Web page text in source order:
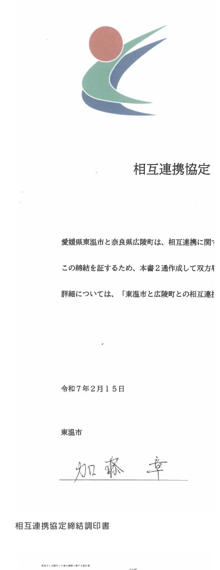
相互連携協定締結調印書